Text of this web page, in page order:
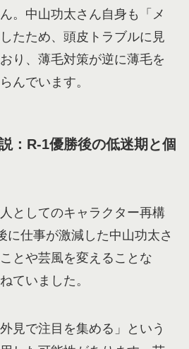
。中山功太さん自身も「メ
たため、頭皮トラブルに見
り、薄毛対策が逆に薄毛を
んでいます。
：R-1優勝後の低迷期と個
としてのキャラクター再構
に仕事が激減した中山功太さ
とや芸風を変えることな
ていました。
見で注目を集める」という